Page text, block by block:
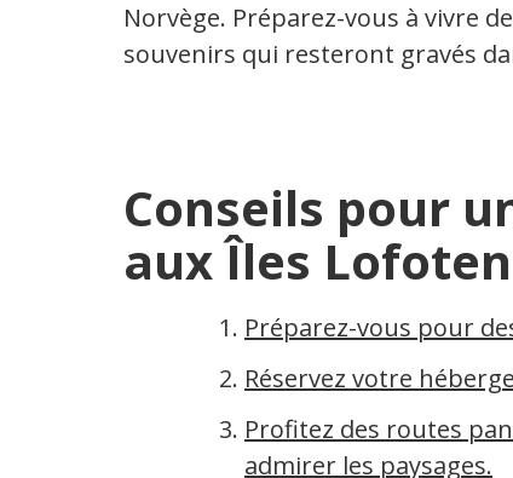
Norvège. Préparez-vous à vivre
souvenirs qui resteront gravés
Conseils pour
aux Îles Lofoten
Préparez-vous pour
Réservez votre
Profitez des routes
admirer les paysages.